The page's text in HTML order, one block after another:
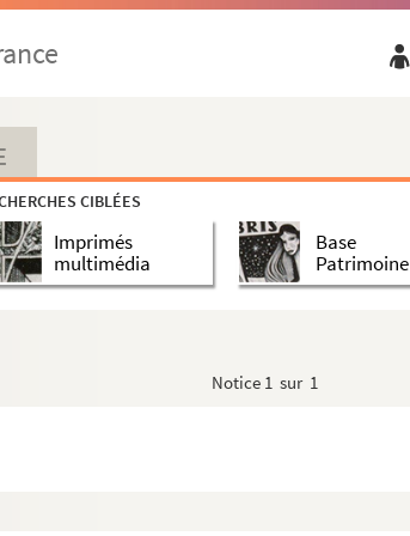
CIBLÉES
Imprimés
multimédia
Base
Patrimoine
Notice 1 sur 1